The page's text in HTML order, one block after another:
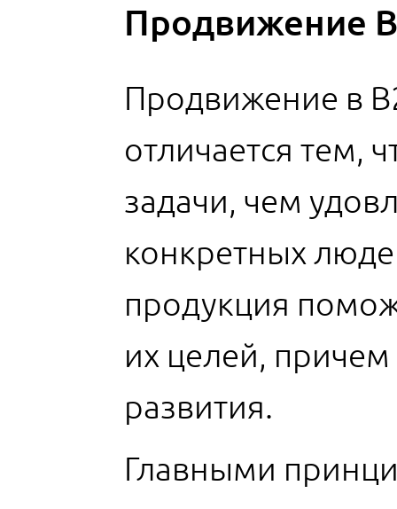
Продвижение
Продвижение в
отличается тем,
задачи, чем
конкретных
продукция
их целей, причем
развития.
Главными